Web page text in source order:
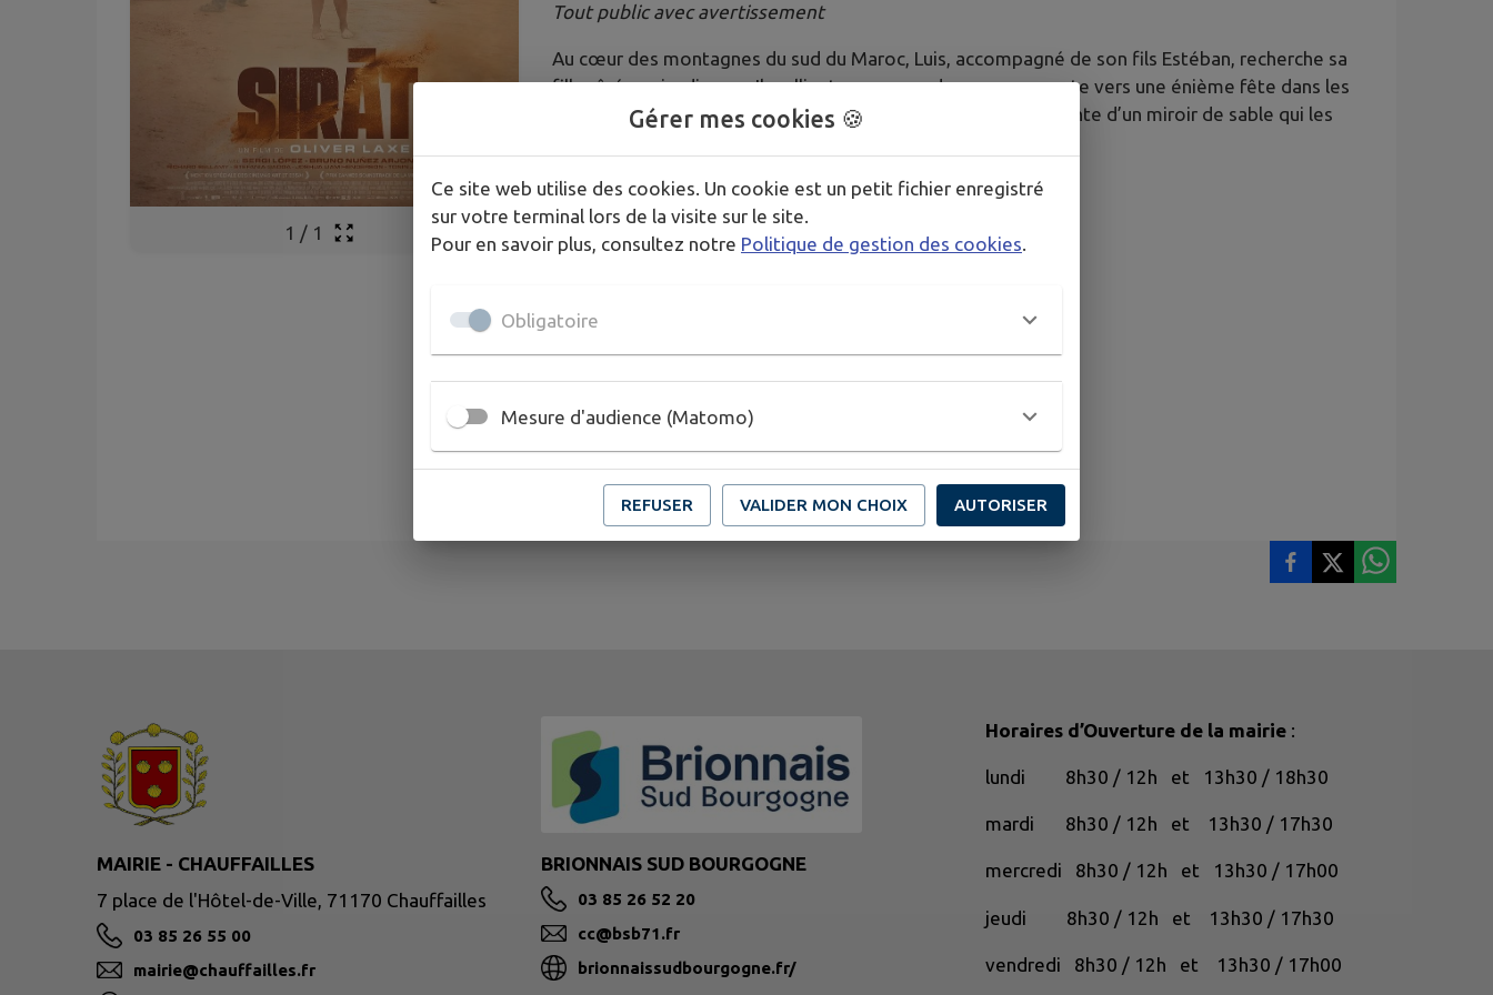
1 / 1
Tout public avec avertissement
Au cœur des montagnes du sud du Maroc, Luis, accompagné de son fils Estéban, recherche sa
fille aînée qui a disparu. Ils rallient un groupe de ravers en route vers une énième fête dans les
profondeurs du désert. Ils s’enfoncent dans l’immensité brûlante d’un miroir de sable qui les
MAIRIE - CHAUFFAILLES
7 place de l'Hôtel-de-Ville, 71170 Chauffailles
03 85 26 55 00
mairie@chauffailles.fr
BRIONNAIS SUD BOURGOGNE
03 85 26 52 20
cc@bsb71.fr
brionnaissudbourgogne.fr/
Horaires d’Ouverture de la mairie :
lundi 8h30 / 12h et 13h30 / 18h30
mardi 8h30 / 12h et 13h30 / 17h30
mercredi 8h30 / 12h et 13h30 / 17h00
jeudi 8h30 / 12h et 13h30 / 17h30
vendredi 8h30 / 12h et 13h30 / 17h00
Gérer mes cookies 🍪
Ce site web utilise des cookies. Un cookie est un petit fichier enregistré
sur votre terminal lors de la visite sur le site.
Pour en savoir plus, consultez notre Politique de gestion des cookies.
Obligatoire
Mesure d'audience (Matomo)
REFUSER VALIDER MON CHOIX AUTORISER